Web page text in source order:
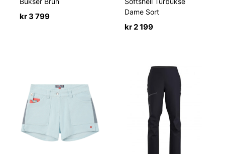
kr3 799
Dame Sort
kr2 199